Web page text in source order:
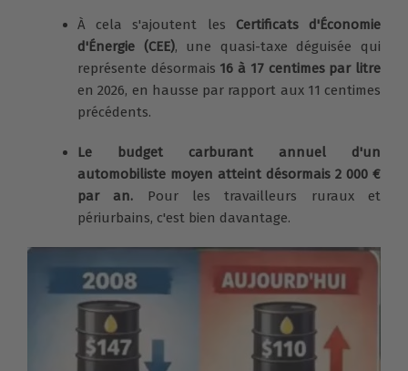
À cela s'ajoutent les Certificats d'Économie
d'Énergie (CEE), une quasi-taxe déguisée qui
représente désormais 16 à 17 centimes par litre
en 2026, en hausse par rapport aux 11 centimes
précédents.
Le budget carburant annuel d'un
automobiliste moyen atteint désormais 2 000 €
par an. Pour les travailleurs ruraux et
périurbains, c'est bien davantage.